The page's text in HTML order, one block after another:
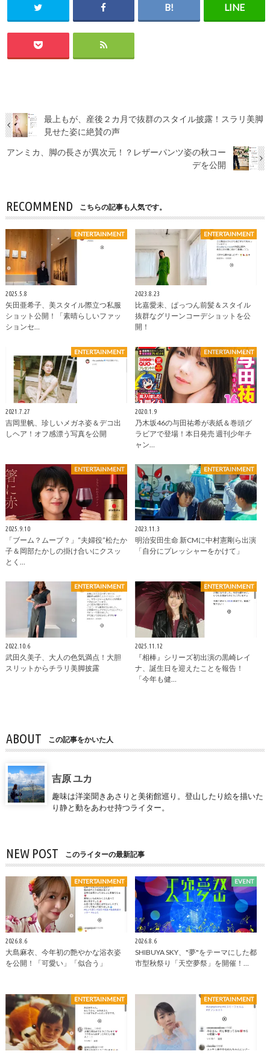
最上もが、産後２カ月で抜群のスタイル披露！スラリ美脚
見せた姿に絶賛の声
アンミカ、脚の長さが異次元！？レザーパンツ姿の秋コー
デを公開
RECOMMEND こちらの記事も人気です。
ENTERTAINMENT
2025.5.8
矢田亜希子、美スタイル際立つ私服
ショット公開！「素晴らしいファッ
ションセ…
ENTERTAINMENT
2023.8.23
比嘉愛未、ぱっつん前髪＆スタイル
抜群なグリーンコーデショットを公
開！
ENTERTAINMENT
2021.7.27
吉岡里帆、珍しいメガネ姿＆デコ出
しヘア！オフ感漂う写真を公開
ENTERTAINMENT
2020.1.9
乃木坂46の与田祐希が表紙＆巻頭グ
ラビアで登場！本日発売 週刊少年チ
ャン…
ENTERTAINMENT
2025.9.10
「ブーム？ムーブ？」“夫婦役”松たか
子＆岡部たかしの掛け合いにクスッ
とく…
ENTERTAINMENT
2023.11.3
明治安田生命 新CMに中村憲剛ら出演
「自分にプレッシャーをかけて」
ENTERTAINMENT
2022.10.6
武田久美子、大人の色気満点！大胆
スリットからチラリ美脚披露
ENTERTAINMENT
2025.11.12
『相棒』シリーズ初出演の黒崎レイ
ナ、誕生日を迎えたことを報告！
「今年も健…
ABOUT この記事をかいた人
吉原 ユカ
趣味は洋楽聞きあさりと美術館巡り。登山したり絵を描いた
り静と動をあわせ持つライター。
NEW POST このライターの最新記事
ENTERTAINMENT
2026.8.6
大島麻衣、今年初の艶やかな浴衣姿
を公開！「可愛い」「似合う」
EVENT
2026.8.6
SHIBUYA SKY、"夢"をテーマにした都
市型秋祭り「天空夢祭」を開催！…
ENTERTAINMENT ENTERTAINMENT